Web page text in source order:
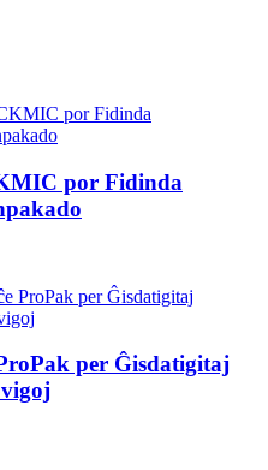
por Fidinda
per Ĝisdatigitaj